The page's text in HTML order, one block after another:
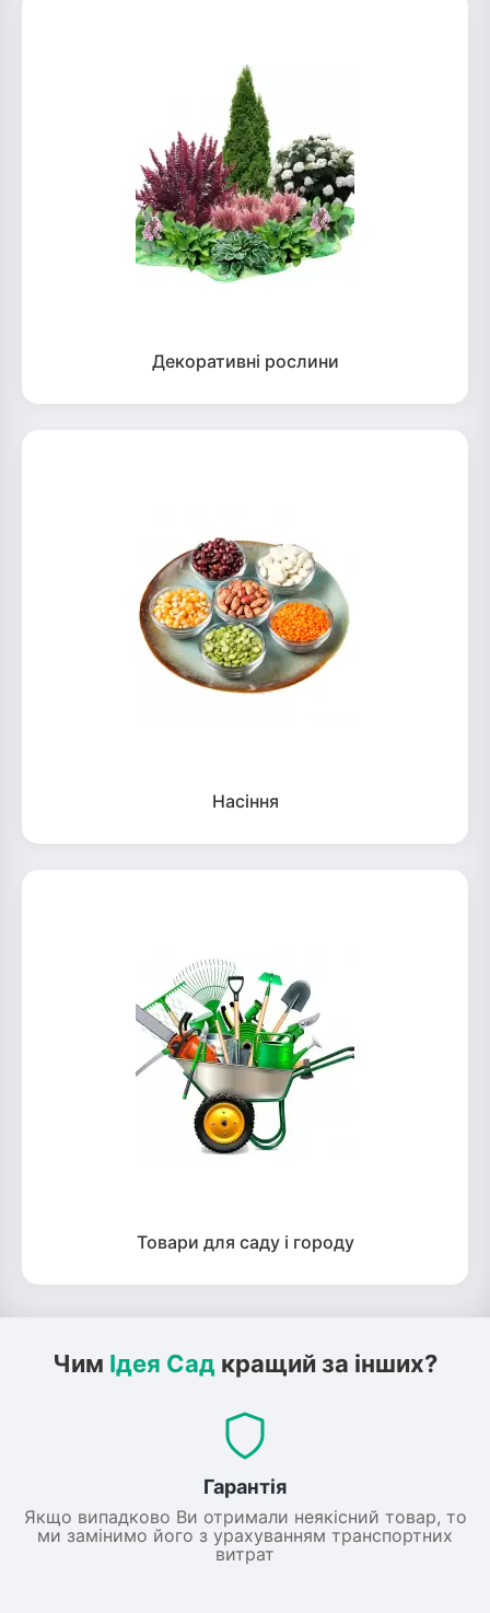
Декоративні рослини
Насіння
Товари для саду і городу
Чим Ідея Сад кращий за інших?
Гарантія
Якщо випадково Ви отримали неякісний товар, то
ми замінимо його з урахуванням транспортних
витрат